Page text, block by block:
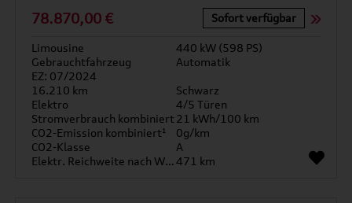
78.870,00 € Sofort verfügbar
Limousine
440 kW (598 PS)
Gebrauchtfahrzeug
Automatik
EZ: 07/2024
16.210 km
Schwarz
Elektro
4/5 Türen
Stromverbrauch kombiniert21 kWh/100 km
CO2-Emission kombiniert¹
0g/km
CO2-Klasse
A
Elektr. Reichweite nach WLTP*471 km